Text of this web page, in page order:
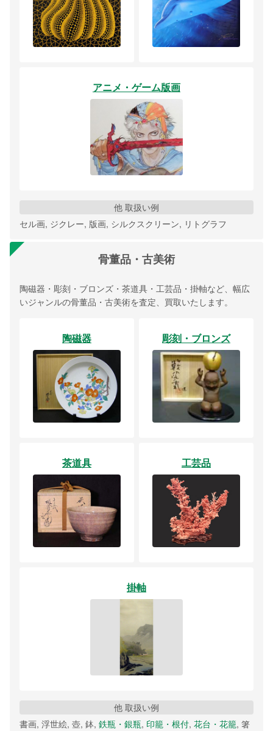
アニメ・ゲーム版画
他 取扱い例
セル画, ジクレー, 版画, シルクスクリーン, リトグラフ
骨董品・古美術
陶磁器・彫刻・ブロンズ・茶道具・工芸品・掛軸など、幅広
いジャンルの骨董品・古美術を査定、買取いたします。
陶磁器 彫刻・ブロンズ
茶道具 工芸品
掛軸
他 取扱い例
書画, 浮世絵, 壺, 鉢, 鉄瓶・銀瓶, 印籠・根付, 花台・花籠, 箸